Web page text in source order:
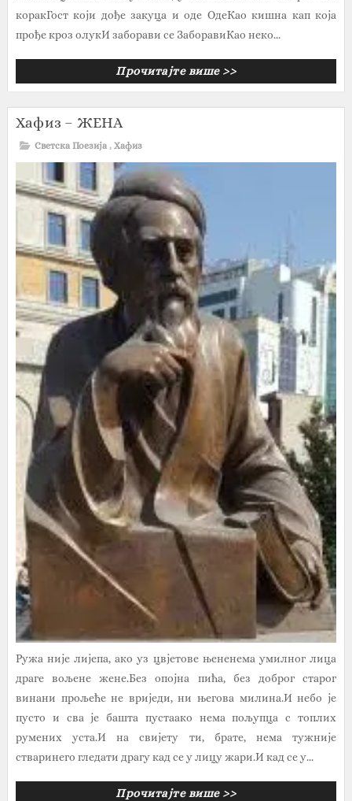
коракГост који дође закуца и оде ОдеКао кишна кап која
прође кроз олукИ заборави се ЗаборавиКао неко...
Прочитајте више >>
Хафиз – ЖЕНА
Светска Поезија , Хафиз
Ружа није лијепа, ако уз цвјетове њененема умилног лица
драге вољене жене.Без опојна пића, без доброг старог
винани прољеће не вриједи, ни његова милина.И небо је
пусто и сва је башта пустаако нема пољупца с топлих
румених уста.И на свијету ти, брате, нема тужније
стваринего гледати драгу кад се у лицу жари.И кад се у...
Прочитајте више >>